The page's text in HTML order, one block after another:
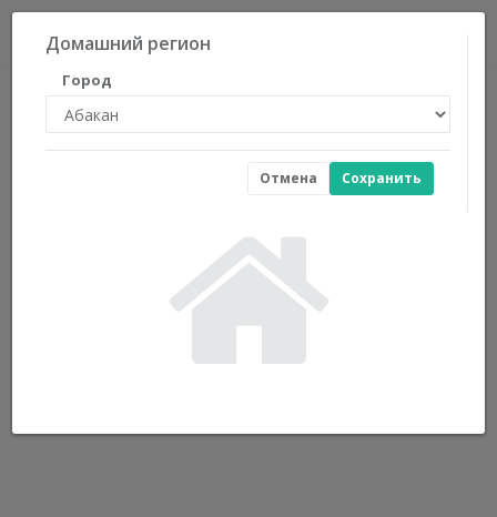
Домашний регион
Город
Сохранить
Отмена